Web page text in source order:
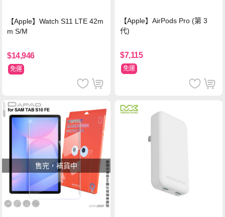
【Apple】Watch S11 LTE 42m
m S/M
$14,946
免運
【Apple】AirPods Pro (第 3
代)
$7,115
免運
售完，補貨中